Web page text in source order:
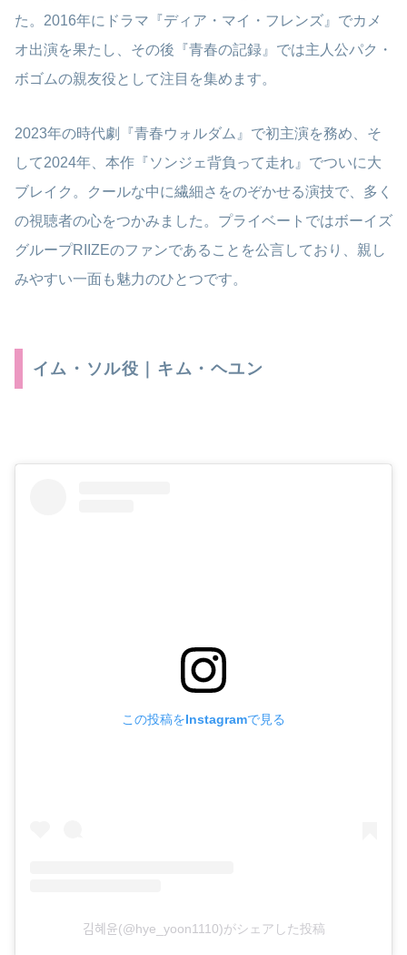
た。2016年にドラマ『ディア・マイ・フレンズ』でカメ
オ出演を果たし、その後『青春の記録』では主人公パク・
ボゴムの親友役として注目を集めます。
2023年の時代劇『青春ウォルダム』で初主演を務め、そ
して2024年、本作『ソンジェ背負って走れ』でついに大
ブレイク。クールな中に繊細さをのぞかせる演技で、多く
の視聴者の心をつかみました。プライベートではボーイズ
グループRIIZEのファンであることを公言しており、親し
みやすい一面も魅力のひとつです。
イム・ソル役｜キム・ヘユン
この投稿をInstagramで見る
김혜윤(@hye_yoon1110)がシェアした投稿